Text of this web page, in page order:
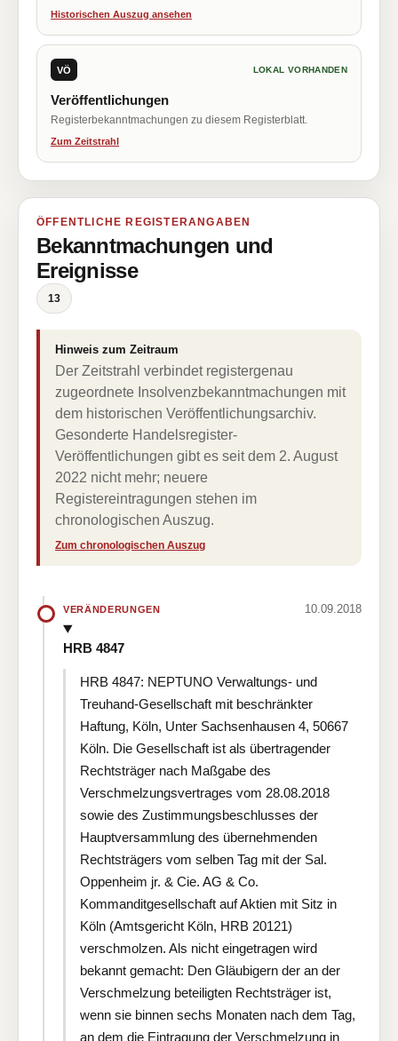
Historischen Auszug ansehen
VÖ LOKAL VORHANDEN
Veröffentlichungen
Registerbekanntmachungen zu diesem Registerblatt.
Zum Zeitstrahl
ÖFFENTLICHE REGISTERANGABEN
Bekanntmachungen und
Ereignisse
13
Hinweis zum Zeitraum
Der Zeitstrahl verbindet registergenau
zugeordnete Insolvenzbekanntmachungen mit
dem historischen Veröffentlichungsarchiv.
Gesonderte Handelsregister-
Veröffentlichungen gibt es seit dem 2. August
2022 nicht mehr; neuere
Registereintragungen stehen im
chronologischen Auszug.
Zum chronologischen Auszug
VERÄNDERUNGEN 10.09.2018
HRB 4847
HRB 4847: NEPTUNO Verwaltungs- und
Treuhand-Gesellschaft mit beschränkter
Haftung, Köln, Unter Sachsenhausen 4, 50667
Köln. Die Gesellschaft ist als übertragender
Rechtsträger nach Maßgabe des
Verschmelzungsvertrages vom 28.08.2018
sowie des Zustimmungsbeschlusses der
Hauptversammlung des übernehmenden
Rechtsträgers vom selben Tag mit der Sal.
Oppenheim jr. & Cie. AG & Co.
Kommanditgesellschaft auf Aktien mit Sitz in
Köln (Amtsgericht Köln, HRB 20121)
verschmolzen. Als nicht eingetragen wird
bekannt gemacht: Den Gläubigern der an der
Verschmelzung beteiligten Rechtsträger ist,
wenn sie binnen sechs Monaten nach dem Tag,
an dem die Eintragung der Verschmelzung in